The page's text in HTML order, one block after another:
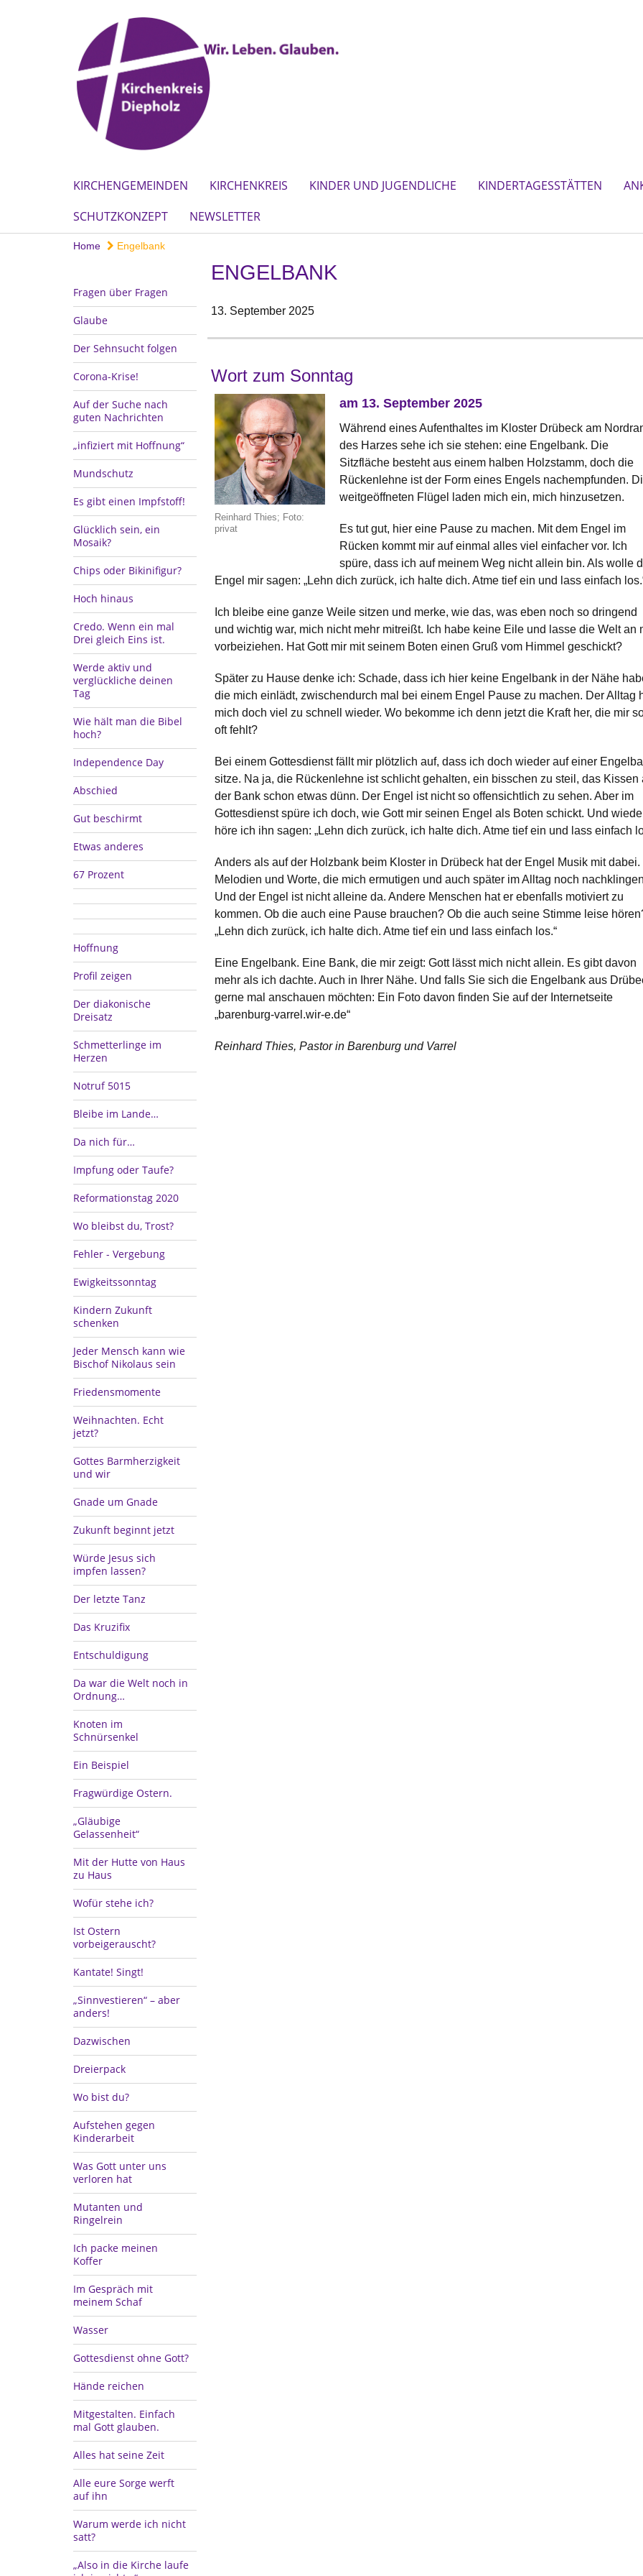
KIRCHENGEMEINDEN KIRCHENKREIS KINDER UND JUGENDLICHE KINDERTAGESSTÄTTEN
SCHUTZKONZEPT
NEWSLETTER
Home Engelbank
Fragen über Fragen
Glaube
Der Sehnsucht folgen
Corona-Krise!
Auf der Suche nach
guten Nachrichten
„infiziert mit Hoffnung“
Mundschutz
Es gibt einen Impfstoff!
Glücklich sein, ein
Mosaik?
Chips oder Bikinifigur?
Hoch hinaus
Credo. Wenn ein mal
Drei gleich Eins ist.
Werde aktiv und
verglückliche deinen
Tag
Wie hält man die Bibel
hoch?
Independence Day
Abschied
Gut beschirmt
Etwas anderes
67 Prozent
Hoffnung
Profil zeigen
Der diakonische
Dreisatz
Schmetterlinge im
Herzen
Notruf 5015
Bleibe im Lande…
Da nich für…
Impfung oder Taufe?
Reformationstag 2020
Wo bleibst du, Trost?
Fehler - Vergebung
Ewigkeitssonntag
Kindern Zukunft
schenken
Jeder Mensch kann wie
Bischof Nikolaus sein
Friedensmomente
Weihnachten. Echt
jetzt?
Gottes Barmherzigkeit
und wir
Gnade um Gnade
Zukunft beginnt jetzt
Würde Jesus sich
impfen lassen?
Der letzte Tanz
Das Kruzifix
Entschuldigung
Da war die Welt noch in
Ordnung…
Knoten im
Schnürsenkel
Ein Beispiel
Fragwürdige Ostern.
„Gläubige
Gelassenheit“
Mit der Hutte von Haus
zu Haus
Wofür stehe ich?
Ist Ostern
vorbeigerauscht?
Kantate! Singt!
„Sinnvestieren“ – aber
anders!
Dazwischen
Dreierpack
Wo bist du?
Aufstehen gegen
Kinderarbeit
Was Gott unter uns
verloren hat
Mutanten und
Ringelrein
Ich packe meinen
Koffer
Im Gespräch mit
meinem Schaf
Wasser
Gottesdienst ohne Gott?
Hände reichen
Mitgestalten. Einfach
mal Gott glauben.
Alles hat seine Zeit
Alle eure Sorge werft
auf ihn
Warum werde ich nicht
satt?
„Also in die Kirche laufe
ENGELBANK
13. September 2025
Wort zum Sonntag
Reinhard Thies; Foto:
privat
am 13. September 2025
Während eines Aufenthaltes im Kloster Drübeck am
des Harzes sehe ich sie stehen: eine Engelbank. Die
Sitzfläche besteht aus einem halben Holzstamm, doch die
Rückenlehne ist der Form eines Engels nachempfunden.
weitgeöffneten Flügel laden mich ein, mich hinzusetzen.
Es tut gut, hier eine Pause zu machen. Mit dem Engel im
Rücken kommt mir auf einmal alles viel einfacher vor. Ich
spüre, dass ich auf meinem Weg nicht allein bin. Als wolle
Engel mir sagen: „Lehn dich zurück, ich halte dich. Atme tief ein und lass einfach
Ich bleibe eine ganze Weile sitzen und merke, wie das, was eben noch so dringend
und wichtig war, mich nicht mehr mitreißt. Ich habe keine Eile und lasse die Welt an
vorbeiziehen. Hat Gott mir mit seinem Boten einen Gruß vom Himmel geschickt?
Später zu Hause denke ich: Schade, dass ich hier keine Engelbank in der Nähe
die mich einlädt, zwischendurch mal bei einem Engel Pause zu machen. Der Alltag
mich doch viel zu schnell wieder. Wo bekomme ich denn jetzt die Kraft her, die mir
oft fehlt?
Bei einem Gottesdienst fällt mir plötzlich auf, dass ich doch wieder auf einer
sitze. Na ja, die Rückenlehne ist schlicht gehalten, ein bisschen zu steil, das Kissen
der Bank schon etwas dünn. Der Engel ist nicht so offensichtlich zu sehen. Aber im
Gottesdienst spüre ich doch, wie Gott mir seinen Engel als Boten schickt. Und
höre ich ihn sagen: „Lehn dich zurück, ich halte dich. Atme tief ein und lass einfach
Anders als auf der Holzbank beim Kloster in Drübeck hat der Engel Musik mit dabei.
Melodien und Worte, die mich ermutigen und auch später im Alltag noch
Und der Engel ist nicht alleine da. Andere Menschen hat er ebenfalls motiviert zu
kommen. Ob die auch eine Pause brauchen? Ob die auch seine Stimme leise
„Lehn dich zurück, ich halte dich. Atme tief ein und lass einfach los.“
Eine Engelbank. Eine Bank, die mir zeigt: Gott lässt mich nicht allein. Es gibt davon
mehr als ich dachte. Auch in Ihrer Nähe. Und falls Sie sich die Engelbank aus
gerne mal anschauen möchten: Ein Foto davon finden Sie auf der Internetseite
„barenburg-varrel.wir-e.de“
Reinhard Thies, Pastor in Barenburg und Varrel